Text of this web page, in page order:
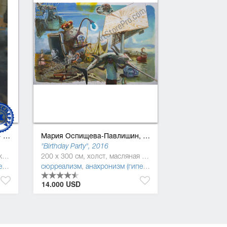
132 x 90 см, холст, масляная краска
трансавангард
Мария Оспищева-Павлишин, 1994
"Birthday Party", 2016
200 x 300 см, холст, масляная краска
сюрреализм, анахронизм (гиперманьеризм)
14.000 USD